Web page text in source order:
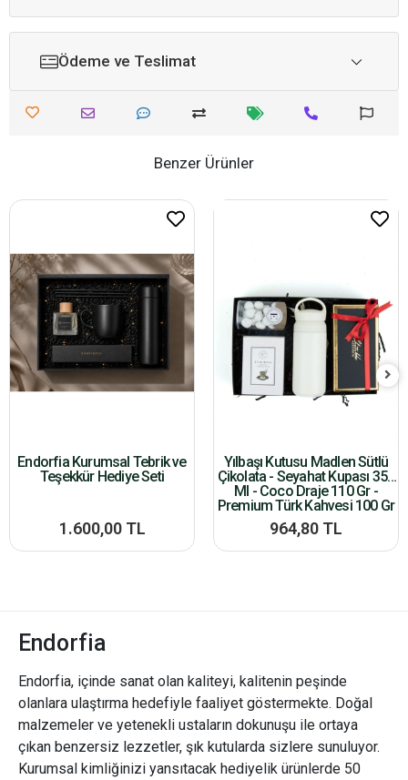
Ödeme ve Teslimat
Benzer Ürünler
Endorfia Kurumsal Tebrik ve
Teşekkür Hediye Seti
1.600,00 TL
Yılbaşı Kutusu Madlen Sütlü
Çikolata - Seyahat Kupası 350
Ml - Coco Draje 110 Gr -
Premium Türk Kahvesi 100 Gr
964,80 TL
Endorfia
Endorfia, içinde sanat olan kaliteyi, kalitenin peşinde
olanlara ulaştırma hedefiyle faaliyet göstermekte. Doğal
malzemeler ve yetenekli ustaların dokunuşu ile ortaya
çıkan benzersiz lezzetler, şık kutularda sizlere sunuluyor.
Kurumsal kimliğinizi yansıtacak hediyelik ürünlerde 50